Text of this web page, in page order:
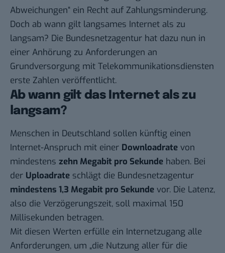
Abweichungen“ ein Recht auf Zahlungsminderung.
Doch ab wann gilt langsames Internet als zu
langsam? Die Bundesnetzagentur hat dazu nun in
einer Anhörung zu Anforderungen an
Grundversorgung mit Telekommunikationsdiensten
erste Zahlen veröffentlicht.
Ab wann gilt das Internet als zu
langsam?
Menschen in Deutschland sollen künftig einen
Internet-Anspruch mit einer Downloadrate von
mindestens zehn Megabit pro Sekunde haben. Bei
der Uploadrate schlägt die Bundesnetzagentur
mindestens 1,3 Megabit pro Sekunde vor. Die Latenz,
also die Verzögerungszeit, soll maximal 150
Millisekunden betragen.
Mit diesen Werten erfülle ein Internetzugang alle
Anforderungen, um „die Nutzung aller für die